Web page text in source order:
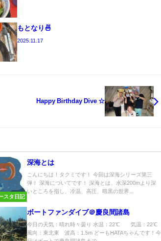
もとなり🍜
2025.11.17
Happy Birthday Dive ☆
スタ日記
深海とは
こんにちは！タクミです！ 今回は深海シリーズ第三
弾！ 深海についてです！ 深海とは、水深200mより深
いところを指し、冷温、高圧、暗黒の世界...
ボートファンダイブ＠慶良間諸島
今日の天気：晴れ時々曇り 水温：22℃ 気温：22℃
風向：東北東 波高：1.5m どーもHATAちゃんです！今